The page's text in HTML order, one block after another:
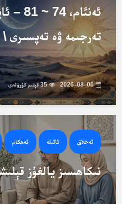
ئەنئام،
تەرجىمە ۋە تەپسىرى \
2026-08-06 35 قېتىم كۆرۈلدى
ئەخلاق ئائىلە ئەھكام
نىكاھسىز يالغۇز